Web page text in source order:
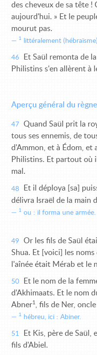
des cheveux de sa tête !
aujourd'hui. » Et le
mourut pas.
1 littéralement
46
Et Saül remonta de
Philistins s'en allèrent à
Aperçu général du règne
47
Quand Saül prit la
tous ses ennemis, de
d'Ammon, et à Édom, et
Philistins. Et partout où
mal.
48 Et il déploya [sa]
délivra Israël de la main
1 ou : il forma une armée.
49
Or les fils de Saül
Shua. Et [voici] les
l'aînée était Mérab et le
50
Et le nom de la
d'Akhimaats. Et le nom
Abner1 , fils de Ner,
1 hébreu, ici : Abiner.
51
Et Kis, père de Saül,
fils d'Abiel.